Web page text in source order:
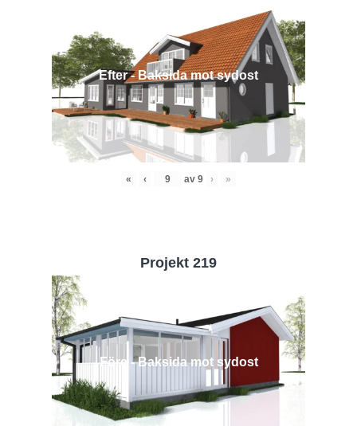
Efter - Baksida mot sydost
« ‹ av 9 › »
Projekt 219
Före - Baksida mot sydost